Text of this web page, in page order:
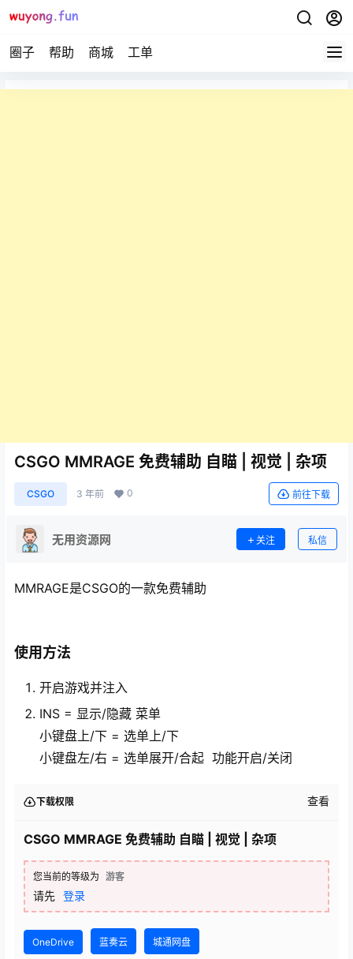
圈子 帮助 商城 工单
CSGO MMRAGE 免费辅助 自瞄 | 视觉 | 杂项
CSGO 3 年前 0 前往下载
无用资源网 关注 私信
MMRAGE是CSGO的一款免费辅助
使用方法
开启游戏并注入
INS = 显示/隐藏 菜单
小键盘上/下 = 选单上/下
小键盘左/右 = 选单展开/合起 功能开启/关闭
下载权限 查看
CSGO MMRAGE 免费辅助 自瞄 | 视觉 | 杂项
您当前的等级为 游客
请先 登录
OneDrive 蓝奏云 城通网盘